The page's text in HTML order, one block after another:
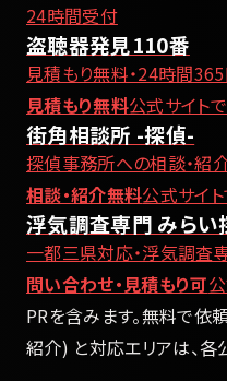
24時間受付
盗聴器発見110番
見積もり無料・24時間
見積もり無料公式サイト
街角相談所 -探偵-
探偵事務所への相談・紹
相談・紹介無料公式サイ
浮気調査専門 みらい
一都三県対応・浮気調査
問い合わせ・見積もり可
PRを含みます。無料で依
紹介) と対応エリアは、各